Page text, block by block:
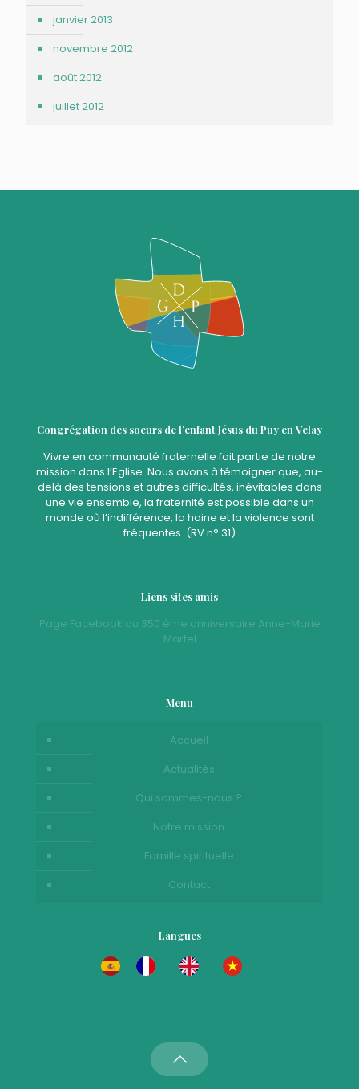
janvier 2013
novembre 2012
août 2012
juillet 2012
Congrégation des soeurs de l’enfant Jésus du Puy en Velay
Vivre en communauté fraternelle fait partie de notre
mission dans l’Eglise. Nous avons à témoigner que, au-
delà des tensions et autres difficultés, inévitables dans
une vie ensemble, la fraternité est possible dans un
monde où l’indifférence, la haine et la violence sont
fréquentes. (RV n° 31)
Liens sites amis
Page Facebook du 350 ème anniversaire Anne-Marie
Martel
Menu
Accueil
Actualités
Qui sommes-nous ?
Notre mission
Famille spirituelle
Contact
Langues